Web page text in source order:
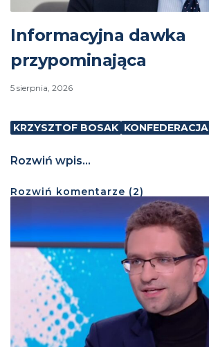
Informacyjna dawka
przypominająca
5 sierpnia, 2026
KRZYSZTOF BOSAK KONFEDERACJA
Rozwiń wpis...
Rozwiń komentarze (2)